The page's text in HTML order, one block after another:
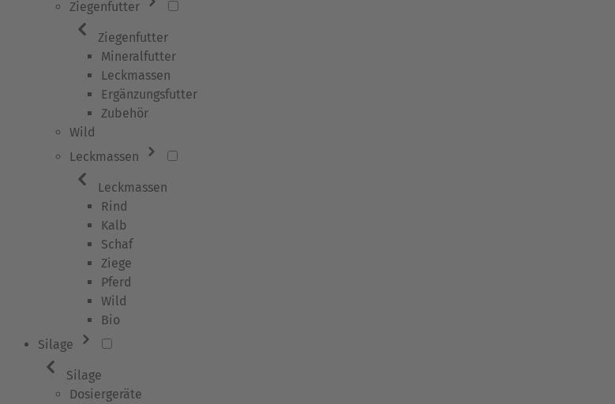
Ziegenfutter
Ziegenfutter
Mineralfutter
Leckmassen
Ergänzungsfutter
Zubehör
Wild
Leckmassen
Leckmassen
Rind
Kalb
Schaf
Ziege
Pferd
Wild
Bio
Silage
Silage
Dosiergeräte